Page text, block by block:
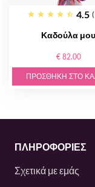
4.5
Καδούλα μου
€ 82.00
ΠΡΟΣΘΉΚΗ ΣΤΟ
ΠΛΗΡΟΦΟΡΙΕΣ
Σχετικά με εμάς